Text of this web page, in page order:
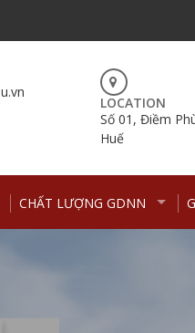
LOCATION
Số 01, Điềm
Huế
CHẤT LƯỢNG GDNN